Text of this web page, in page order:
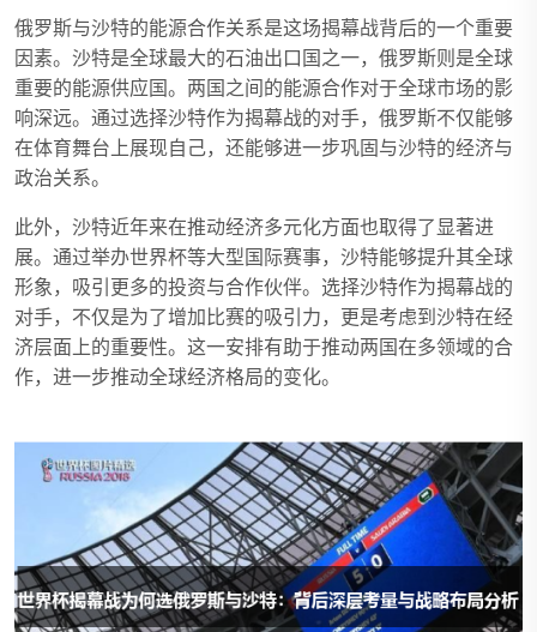
俄罗斯与沙特的能源合作关系是这场揭幕战背后的一个重要
因素。沙特是全球最大的石油出口国之一，俄罗斯则是全球
重要的能源供应国。两国之间的能源合作对于全球市场的影
响深远。通过选择沙特作为揭幕战的对手，俄罗斯不仅能够
在体育舞台上展现自己，还能够进一步巩固与沙特的经济与
政治关系。
此外，沙特近年来在推动经济多元化方面也取得了显著进
展。通过举办世界杯等大型国际赛事，沙特能够提升其全球
形象，吸引更多的投资与合作伙伴。选择沙特作为揭幕战的
对手，不仅是为了增加比赛的吸引力，更是考虑到沙特在经
济层面上的重要性。这一安排有助于推动两国在多领域的合
作，进一步推动全球经济格局的变化。